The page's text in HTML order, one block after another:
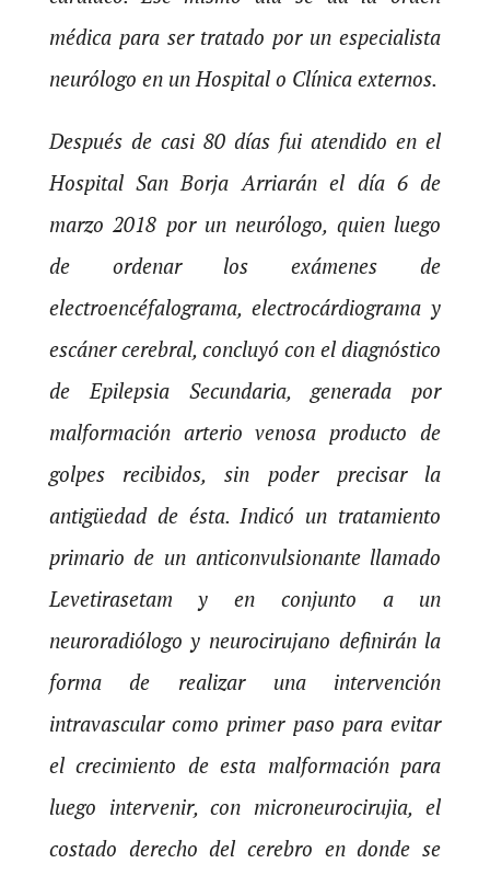
médica para ser tratado por un especialista
neurólogo en un Hospital o Clínica externos.
Después de casi 80 días fui atendido en el
Hospital San Borja Arriarán el día 6 de
marzo 2018 por un neurólogo, quien luego
de ordenar los exámenes de
electroencéfalograma, electrocárdiograma y
escáner cerebral, concluyó con el diagnóstico
de Epilepsia Secundaria, generada por
malformación arterio venosa producto de
golpes recibidos, sin poder precisar la
antigüedad de ésta. Indicó un tratamiento
primario de un anticonvulsionante llamado
Levetirasetam y en conjunto a un
neuroradiólogo y neurocirujano definirán la
forma de realizar una intervención
intravascular como primer paso para evitar
el crecimiento de esta malformación para
luego intervenir, con microneurocirujia, el
costado derecho del cerebro en donde se